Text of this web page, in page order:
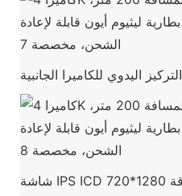
التركيز اليدوي للكاميرا الجانبية